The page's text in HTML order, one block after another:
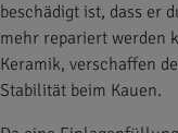
beschädigt ist, dass er
mehr repariert werden
Keramik, verschaffen
Stabilität beim Kauen.